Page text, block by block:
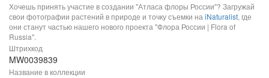
Хочешь принять участие в создании "Атласа флоры России"? Загружай
свои фотографии растений в природе и точку съемки на iNaturalist, где
они станут частью нашего нового проекта "Флора России | Flora of
Russia".
Штрихкод
MW0039839
Название в коллекции